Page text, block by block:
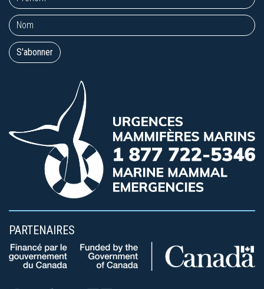
PARTENAIRES